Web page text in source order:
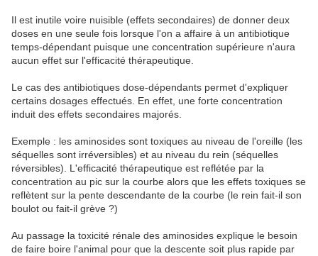
Il est inutile voire nuisible (effets secondaires) de donner deux
doses en une seule fois lorsque l'on a affaire à un antibiotique
temps-dépendant puisque une concentration supérieure n'aura
aucun effet sur l'efficacité thérapeutique.
Le cas des antibiotiques dose-dépendants permet d'expliquer
certains dosages effectués. En effet, une forte concentration
induit des effets secondaires majorés.
Exemple : les aminosides sont toxiques au niveau de l'oreille (les
séquelles sont irréversibles) et au niveau du rein (séquelles
réversibles). L'efficacité thérapeutique est reflétée par la
concentration au pic sur la courbe alors que les effets toxiques se
reflètent sur la pente descendante de la courbe (le rein fait-il son
boulot ou fait-il grève ?)
Au passage la toxicité rénale des aminosides explique le besoin
de faire boire l'animal pour que la descente soit plus rapide par